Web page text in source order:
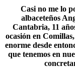
Casi no me lo
albaceteños
Cantabria, 11
ocasión en
enorme desde
que tenemos en